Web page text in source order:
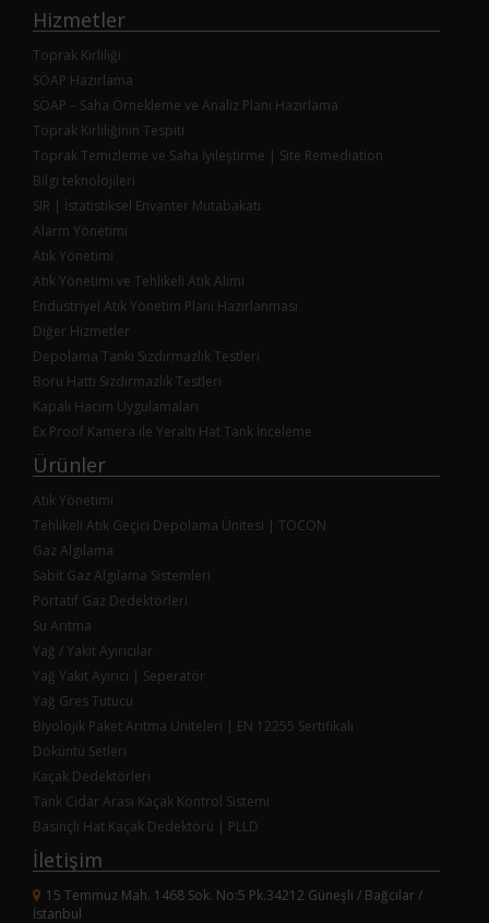
Hizmetler
Toprak Kirliliği
SÖAP Hazırlama
SÖAP – Saha Örnekleme ve Analiz Planı Hazırlama
Toprak Kirliliğinin Tespiti
Toprak Temizleme ve Saha İyileştirme | Site Remediation
Bilgi teknolojileri
SIR | İstatistiksel Envanter Mutabakatı
Alarm Yönetimi
Atık Yönetimi
Atık Yönetimi ve Tehlikeli Atık Alımı
Endüstriyel Atık Yönetim Planı Hazırlanması
Diğer Hizmetler
Depolama Tankı Sızdırmazlık Testleri
Boru Hattı Sızdırmazlık Testleri
Kapalı Hacim Uygulamaları
Ex Proof Kamera ile Yeraltı Hat Tank İnceleme
Ürünler
Atık Yönetimi
Tehlikeli Atık Geçici Depolama Ünitesi | TOCON
Gaz Algılama
Sabit Gaz Algılama Sistemleri
Portatif Gaz Dedektörleri
Su Arıtma
Yağ / Yakıt Ayırıcılar
Yağ Yakıt Ayırıcı | Seperatör
Yağ Gres Tutucu
Biyolojik Paket Arıtma Üniteleri | EN 12255 Sertifikalı
Döküntü Setleri
Kaçak Dedektörleri
Tank Cidar Arası Kaçak Kontrol Sistemi
Basınçlı Hat Kaçak Dedektörü | PLLD
İletişim
15 Temmuz Mah. 1468 Sok. No:5 Pk.34212 Güneşli / Bağcılar /
İstanbul